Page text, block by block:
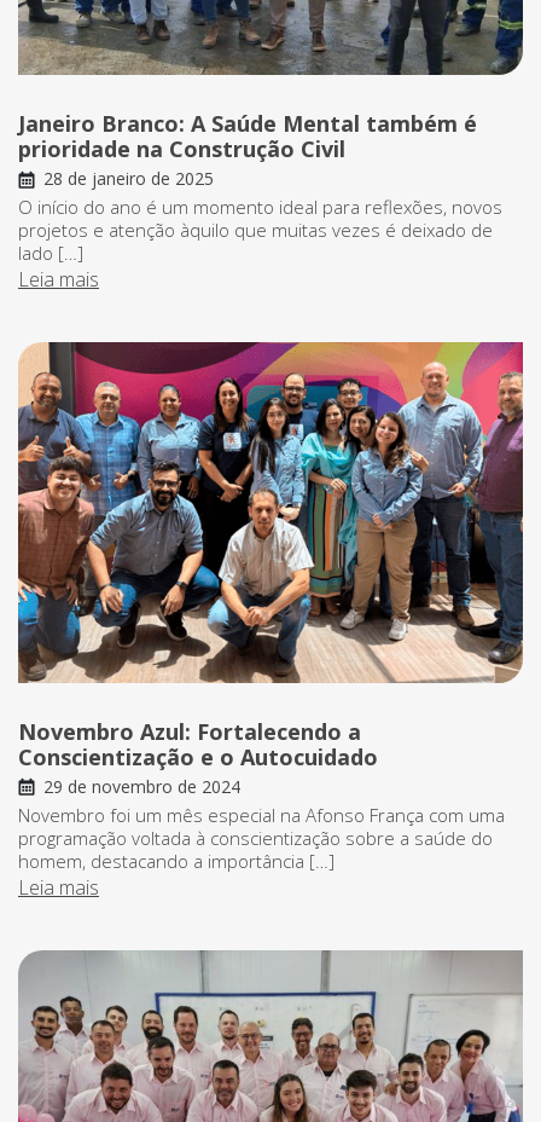
Janeiro Branco: A Saúde Mental também é
prioridade na Construção Civil
28 de janeiro de 2025
O início do ano é um momento ideal para reflexões, novos
projetos e atenção àquilo que muitas vezes é deixado de
lado […]
Leia mais
Novembro Azul: Fortalecendo a
Conscientização e o Autocuidado
29 de novembro de 2024
Novembro foi um mês especial na Afonso França com uma
programação voltada à conscientização sobre a saúde do
homem, destacando a importância […]
Leia mais